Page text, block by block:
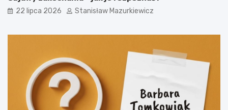
22 lipca 2026 Stanisław Mazurkiewicz